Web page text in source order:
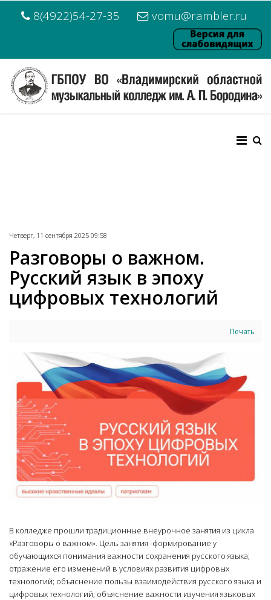
8(4922)54-27-35 vomu@rambler.ru
Четверг, 11 сентября 2025 09:58
Разговоры о важном.
Русский язык в эпоху
цифровых технологий
Печать
В колледже прошли традиционные внеурочное занятия из цикла
«Разговоры о важном». Цель занятия -формирование у
обучающихся понимания важности сохранения русского языка;
отражение его изменений в условиях развития цифровых
технологий; объяснение пользы взаимодействия русского языка и
цифровых технологий; объяснение важности изучения языковых